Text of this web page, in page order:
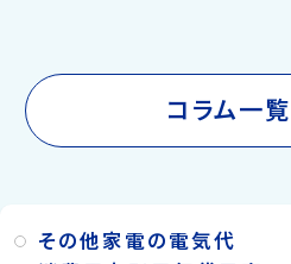
コラム一
その他家電の電気代